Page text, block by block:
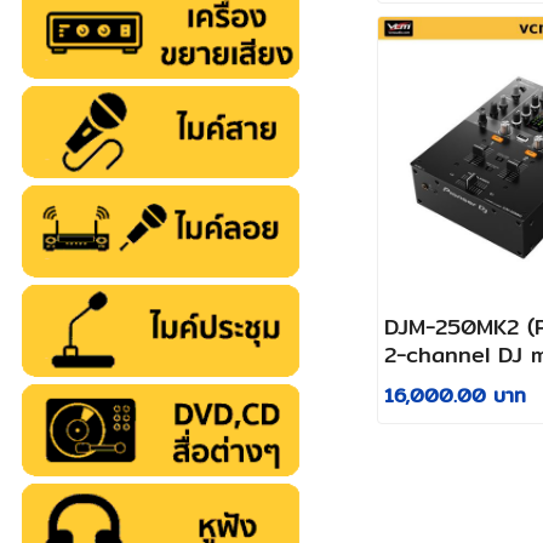
DJM-250MK2
2-channel DJ
with
channel filter
16,000.00 บาท